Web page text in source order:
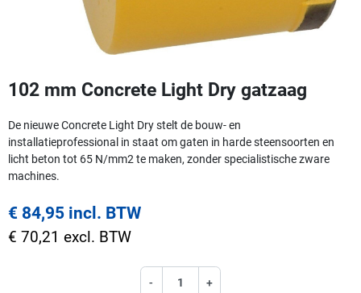
102 mm Concrete Light Dry gatzaag
De nieuwe Concrete Light Dry stelt de bouw- en
installatieprofessional in staat om gaten in harde steensoorten en
licht beton tot 65 N/mm2 te maken, zonder specialistische zware
machines.
€ 84,95 incl. BTW
€ 70,21 excl. BTW
- +